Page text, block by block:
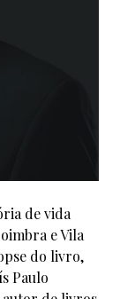
de vida
e Vila
do livro,
Paulo